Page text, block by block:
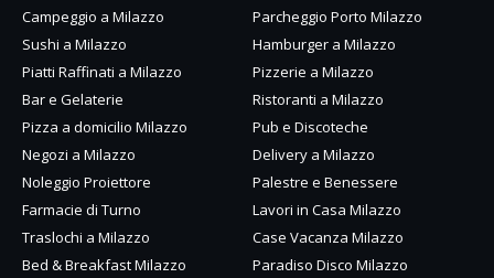
Campeggio a Milazzo
Parcheggio Porto Milazzo
Sushi a Milazzo
Hamburger a Milazzo
Piatti Raffinati a Milazzo
Pizzerie a Milazzo
Bar e Gelaterie
Ristoranti a Milazzo
Pizza a domicilio Milazzo
Pub e Discoteche
Negozi a Milazzo
Delivery a Milazzo
Noleggio Proiettore
Palestre e Benessere
Farmacie di Turno
Lavori in Casa Milazzo
Traslochi a Milazzo
Case Vacanza Milazzo
Bed & Breakfast Milazzo
Paradiso Disco Milazzo